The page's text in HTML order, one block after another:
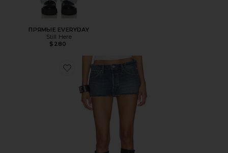
ПРЯМЫЕ EVERYDAY
Still Here
$280
Favorite ЮБКА ARDEN MICRO MINI